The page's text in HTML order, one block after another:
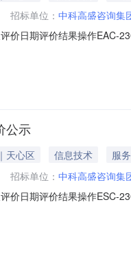
招标单位： 中科高盛咨询集
价日期评价结果操作EAC-
好评（6分）ESC-230001-
公示
天心区 信息技术
服务
招标单位： 中科高盛咨询集
价日期评价结果操作ESC-
6分）EBC-230001-